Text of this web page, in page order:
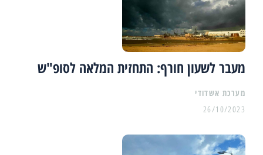
מעבר לשעון חורף: התחזית המלאה לסופ"ש
מערכת אשדודי
26/10/2023